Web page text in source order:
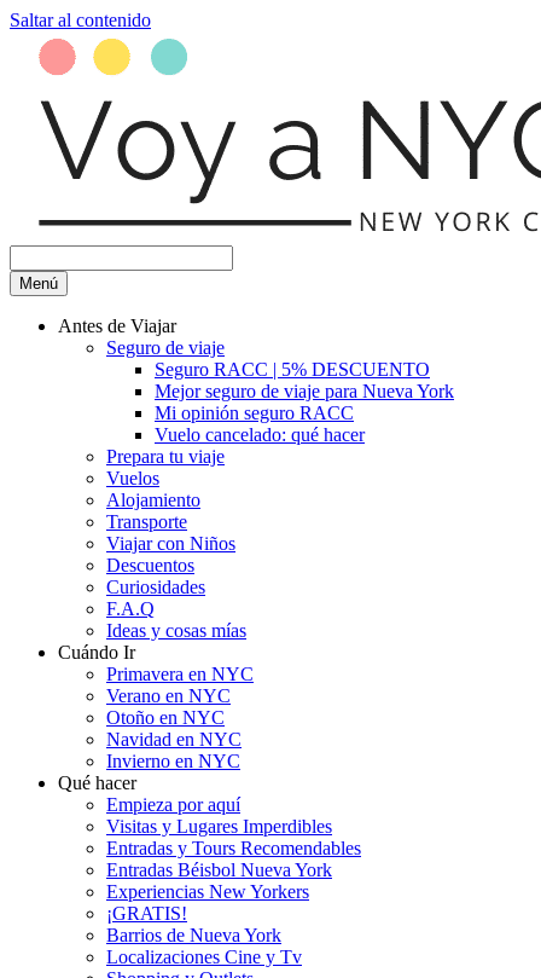
Saltar al contenido
Menú
Antes de Viajar
Seguro de viaje
Seguro RACC | 5% DESCUENTO
Mejor seguro de viaje para Nueva York
Mi opinión seguro RACC
Vuelo cancelado: qué hacer
Prepara tu viaje
Vuelos
Alojamiento
Transporte
Viajar con Niños
Descuentos
Curiosidades
F.A.Q
Ideas y cosas mías
Cuándo Ir
Primavera en NYC
Verano en NYC
Otoño en NYC
Navidad en NYC
Invierno en NYC
Qué hacer
Empieza por aquí
Visitas y Lugares Imperdibles
Entradas y Tours Recomendables
Entradas Béisbol Nueva York
Experiencias New Yorkers
¡GRATIS!
Barrios de Nueva York
Localizaciones Cine y Tv